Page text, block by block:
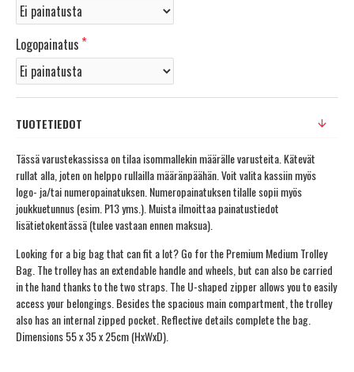
Logopainatus
TUOTETIEDOT
Tässä varustekassissa on tilaa isommallekin määrälle varusteita. Kätevät
rullat alla, joten on helppo rullailla määränpäähän. Voit valita kassiin myös
logo- ja/tai numeropainatuksen. Numeropainatuksen tilalle sopii myös
joukkuetunnus (esim. P13 yms.). Muista ilmoittaa painatustiedot
lisätietokentässä (tulee vastaan ennen maksua).
Looking for a big bag that can fit a lot? Go for the Premium Medium Trolley
Bag. The trolley has an extendable handle and wheels, but can also be carried
in the hand thanks to the two straps. The U-shaped zipper allows you to easily
access your belongings. Besides the spacious main compartment, the trolley
also has an internal zipped pocket. Reflective details complete the bag.
Dimensions 55 x 35 x 25cm (HxWxD).